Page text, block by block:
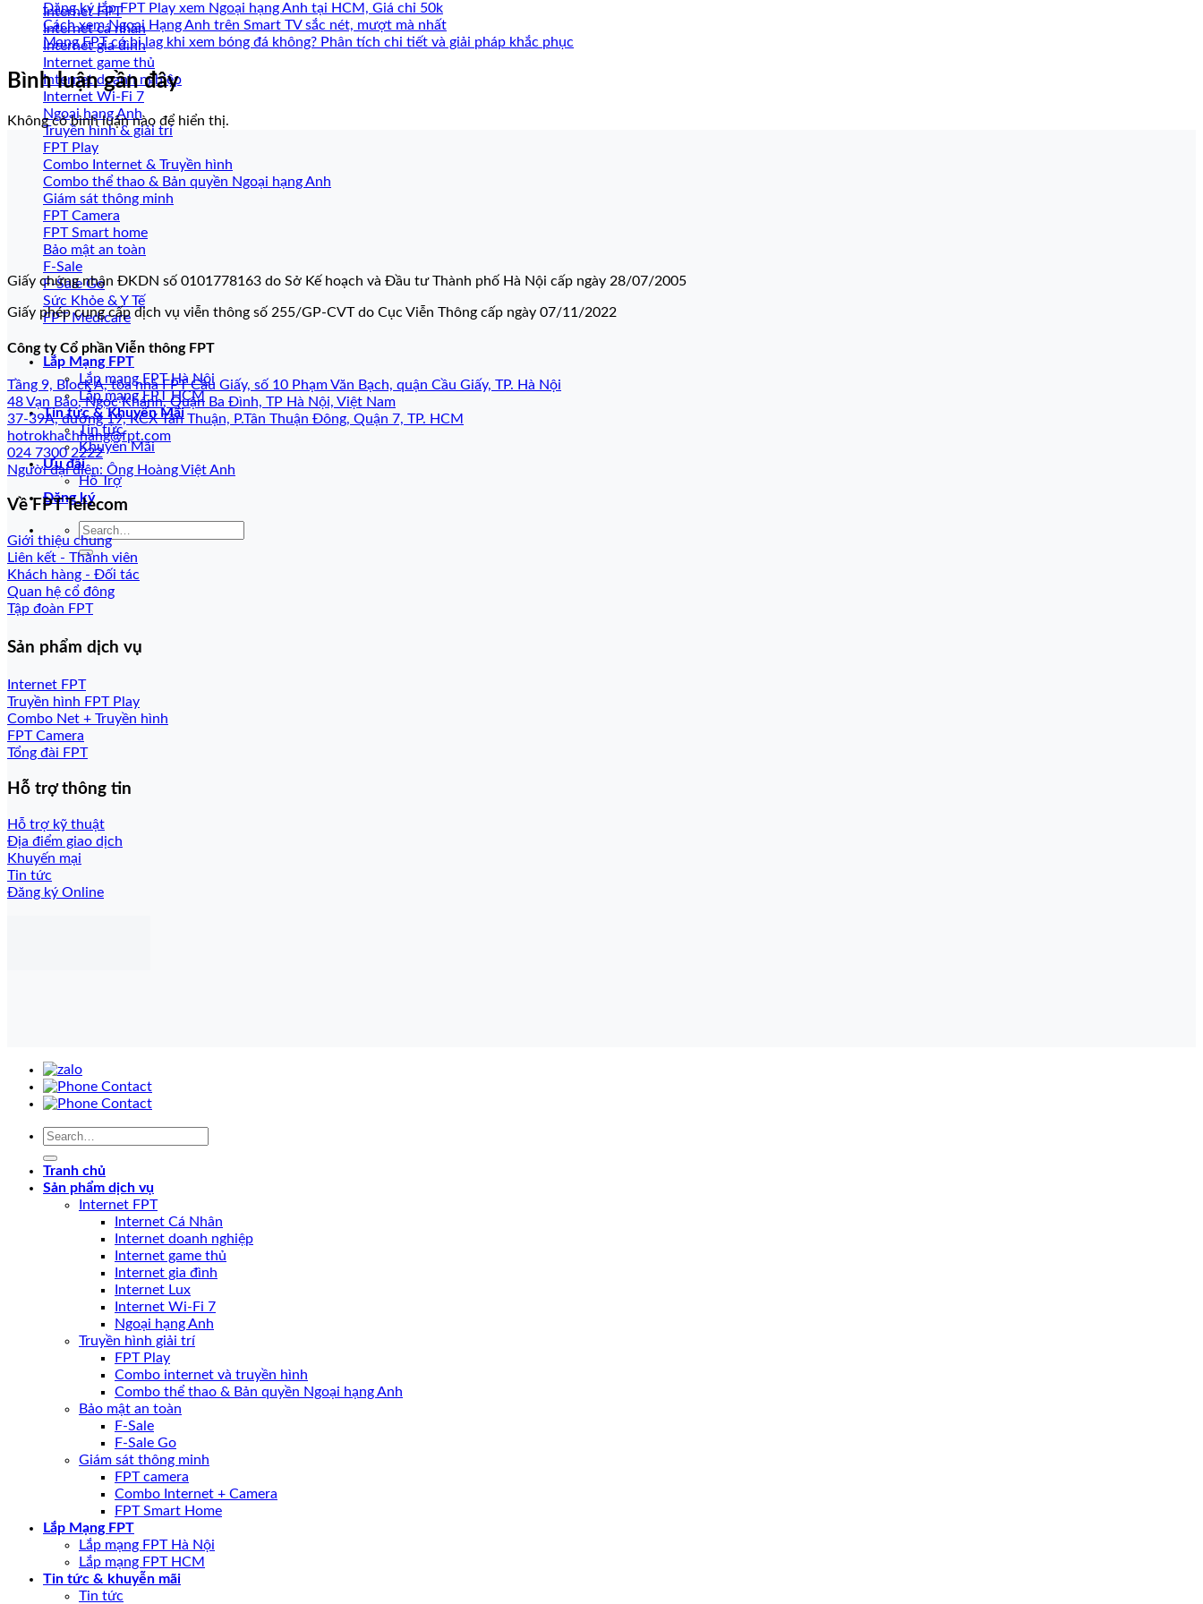
Internet FPT
Internet cá nhân
Internet gia đình
Internet game thủ
Internet doanh nghiệp
Internet Wi-Fi 7
Ngoại hạng Anh
Truyền hình & giải trí
FPT Play
Combo Internet & Truyền hình
Combo thể thao & Bản quyền Ngoại hạng Anh
Giám sát thông minh
FPT Camera
FPT Smart home
Bảo mật an toàn
F-Sale
F-Sale Go
Sức Khỏe & Y Tế
FPT Medicare
Lắp Mạng FPT
Lắp mạng FPT Hà Nội
Lắp mạng FPT HCM
Tin tức & Khuyến Mãi
Tin tức
Khuyến Mãi
Ưu đãi
Hỗ Trợ
Đăng ký
Đăng ký lắp FPT Play xem Ngoại hạng Anh tại HCM, Giá chỉ 50k
Cách xem Ngoại Hạng Anh trên Smart TV sắc nét, mượt mà nhất
Mạng FPT có bị lag khi xem bóng đá không? Phân tích chi tiết và giải pháp khắc phục
Bình luận gần đây
Không có bình luận nào để hiển thị.
Giấy chứng nhận ĐKDN số 0101778163 do Sở Kế hoạch và Đầu tư Thành phố Hà Nội cấp ngày 28/07/2005
Giấy phép cung cấp dịch vụ viễn thông số 255/GP-CVT do Cục Viễn Thông cấp ngày 07/11/2022
Công ty Cổ phần Viễn thông FPT
Tầng 9, Block A, tòa nhà FPT Cầu Giấy, số 10 Phạm Văn Bạch, quận Cầu Giấy, TP. Hà Nội
48 Vạn Bảo, Ngọc Khánh, Quận Ba Đình, TP Hà Nội, Việt Nam
37-39A, đường 19, KCX Tân Thuận, P.Tân Thuận Đông, Quận 7, TP. HCM
hotrokhachhang@fpt.com
024 7300 2222
Người đại diện: Ông Hoàng Việt Anh
Về FPT Telecom
Giới thiệu chung
Liên kết - Thành viên
Khách hàng - Đối tác
Quan hệ cổ đông
Tập đoàn FPT
Sản phẩm dịch vụ
Internet FPT
Truyền hình FPT Play
Combo Net + Truyền hình
FPT Camera
Tổng đài FPT
Hỗ trợ thông tin
Hỗ trợ kỹ thuật
Địa điểm giao dịch
Khuyến mại
Tin tức
Đăng ký Online
Tranh chủ
Sản phẩm dịch vụ
Internet FPT
Internet Cá Nhân
Internet doanh nghiệp
Internet game thủ
Internet gia đình
Internet Lux
Internet Wi-Fi 7
Ngoại hạng Anh
Truyền hình giải trí
FPT Play
Combo internet và truyền hình
Combo thể thao & Bản quyền Ngoại hạng Anh
Bảo mật an toàn
F-Sale
F-Sale Go
Giám sát thông minh
FPT camera
Combo Internet + Camera
FPT Smart Home
Lắp Mạng FPT
Lắp mạng FPT Hà Nội
Lắp mạng FPT HCM
Tin tức & khuyễn mãi
Tin tức